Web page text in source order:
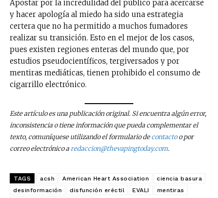
Apostar por la incredulidad del público para acercarse
y hacer apología al miedo ha sido una estrategia
certera que no ha permitido a muchos fumadores
realizar su transición. Esto en el mejor de los casos,
pues existen regiones enteras del mundo que, por
estudios pseudocientíficos, tergiversados y por
mentiras mediáticas, tienen prohibido el consumo de
cigarrillo electrónico.
Este artículo es una publicación original. Si encuentra algún error,
inconsistencia o tiene información que pueda complementar el
texto, comuníquese utilizando el formulario decontactoo por
correo electrónico aredaccion@thevapingtoday.com.
TAGS acsh American Heart Association
ciencia basura
desinformación
disfunción eréctil EVALI
mentiras